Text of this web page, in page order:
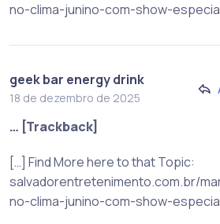
no-clima-junino-com-show-
geek bar energy drink
18 de dezembro de 2025
… [Trackback]
[…] Find More here to that Topic:
salvadorentretenimento.com.br/
no-clima-junino-com-show-